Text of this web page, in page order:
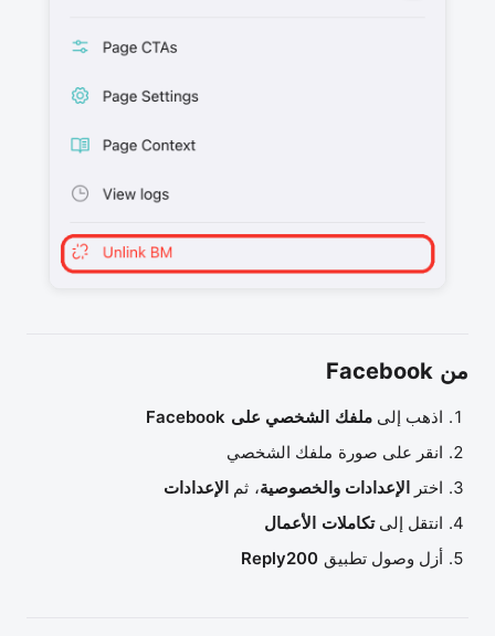
من Facebook
اذهب إلىملفك الشخصي على Facebook
انقر على صورة ملفك الشخصي
اختر الإعدادات والخصوصية، ثمالإعدادات
انتقل إلىتكاملات الأعمال
أزل وصول تطبيق Reply200